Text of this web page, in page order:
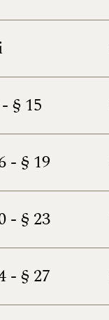
§ 15
- § 19
- § 23
- § 27